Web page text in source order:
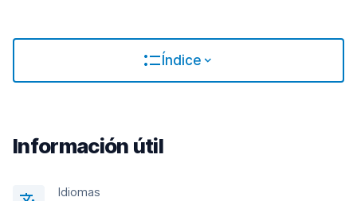
Índice
Información útil
Idiomas